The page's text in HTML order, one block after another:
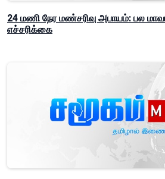
24 மணி நேர மண்சரிவு அபாயம்: பல
எச்சரிக்கை